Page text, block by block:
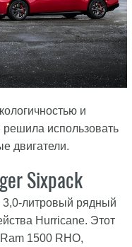
и
использовать
двигатели.
Sixpack
литровый рядный
Hurricane. Этот
1500 RHO,